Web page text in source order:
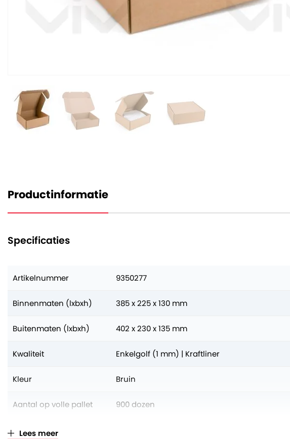
Productinformatie
Specificaties
Artikelnummer 9350277
Binnenmaten (lxbxh) 385 x 225 x 130 mm
Buitenmaten (lxbxh) 402 x 230 x 135 mm
Kwaliteit Enkelgolf (1 mm) | Kraftliner
Kleur Bruin
Aantal op volle pallet 900 dozen
Verkoopeenheid
Lees meer